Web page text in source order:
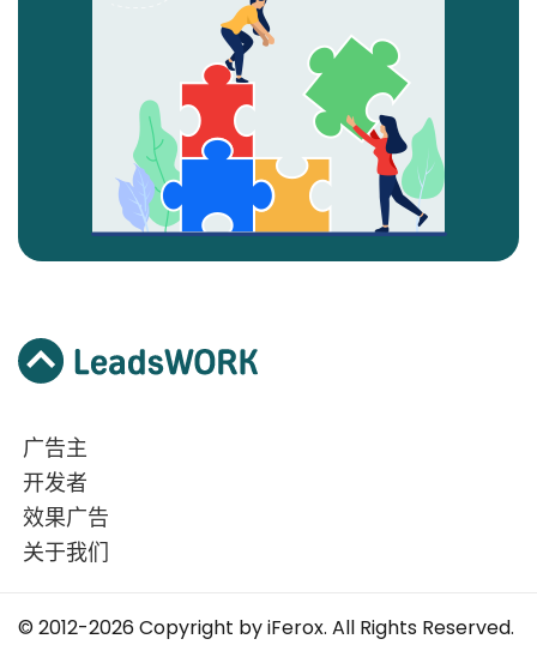
广告主
开发者
效果广告
关于我们
© 2012-2026 Copyright by iFerox. All Rights Reserved.